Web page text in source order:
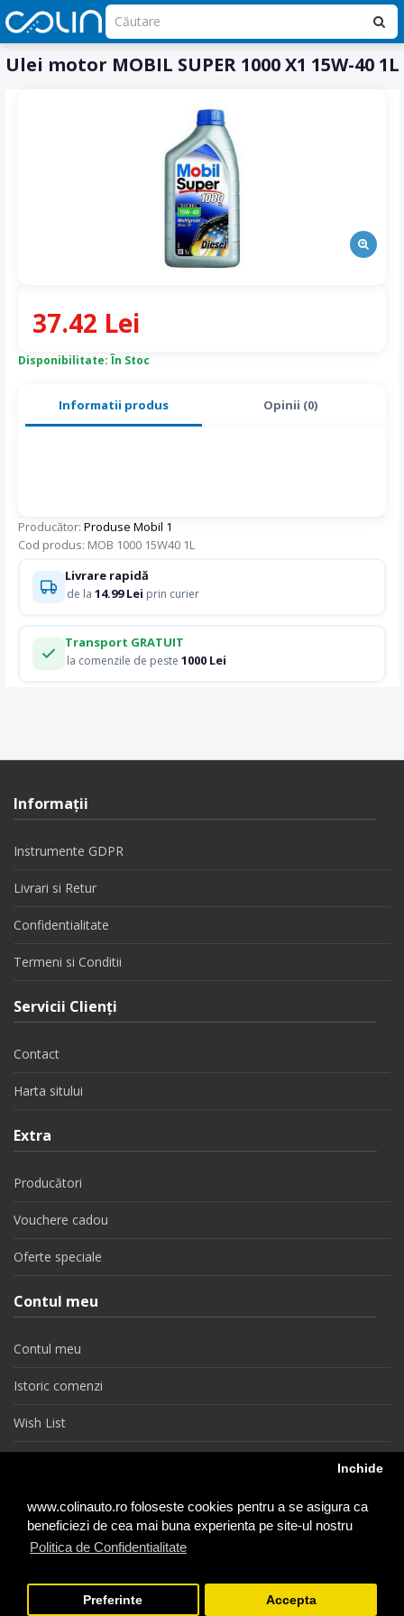
www.colinauto.ro foloseste cookies pentru a se asigura ca
beneficiezi de cea mai buna experienta pe site-ul nostru
Politica de Confidentialitate
Inchide
Preferinte Accepta
Ulei motor MOBIL SUPER 1000 X1 15W-40 1L
Informatii produs Opinii (0)
Producător: Produse Mobil 1
Cod produs: MOB 1000 15W40 1L
Disponibilitate: În Stoc
37.42 Lei
Livrare rapidă
de la 14.99 Lei prin curier
Transport GRATUIT
la comenzile de peste 1000 Lei
Informaţii
Instrumente GDPR
Livrari si Retur
Confidentialitate
Termeni si Conditii
Servicii Clienţi
Contact
Harta sitului
Extra
Producători
Vouchere cadou
Oferte speciale
Contul meu
Contul meu
Istoric comenzi
Wish List